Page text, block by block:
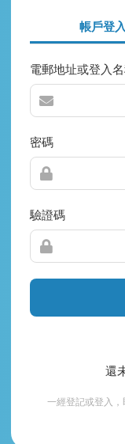
帳戶登入
電郵地址或登入
密碼
驗證碼
還
一經登記或登入